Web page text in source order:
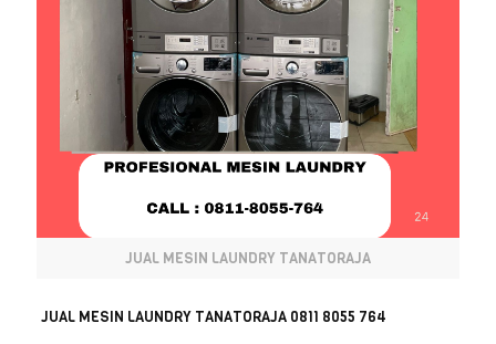
JUAL MESIN LAUNDRY TANATORAJA
JUAL MESIN LAUNDRY TANATORAJA 0811 8055 764